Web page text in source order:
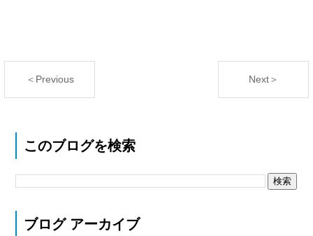
＜Previous Next＞
このブログを検索
ブログ アーカイブ